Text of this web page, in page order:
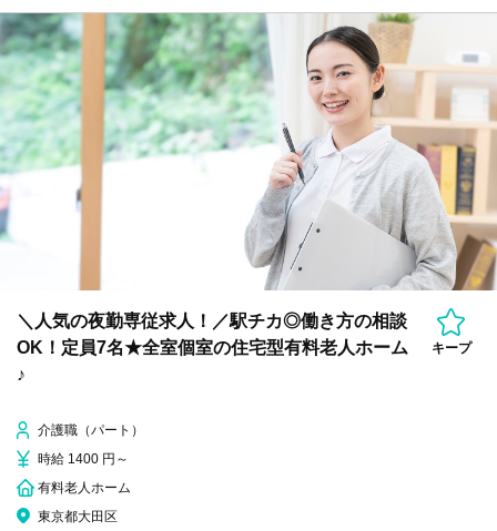
＼人気の夜勤専従求人！／駅チカ◎働き方の相談
OK！定員7名★全室個室の住宅型有料老人ホーム
♪
キープ
介護職（パート）
時給 1400 円～
有料老人ホーム
東京都大田区